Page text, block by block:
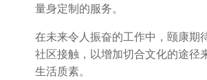
量身定制的服务。
在未来令人振奋的工作中，颐康期
社区接触，以增加切合文化的途径
生活质素。